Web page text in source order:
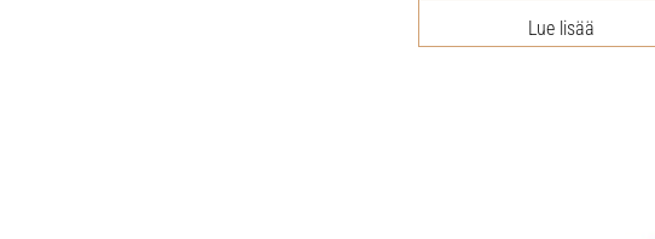
Lue lisää